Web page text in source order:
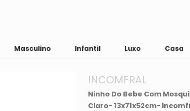
Masculino Infantil Luxo Casa
INCOMFRAL
Ninho Do Bebe Com
Claro- 13x71x52cm-